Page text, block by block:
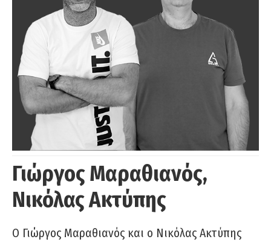
Γιώργος Μαραθιανός,
Νικόλας Ακτύπης
Ο Γιώργος Μαραθιανός και ο Νικόλας Ακτύπης